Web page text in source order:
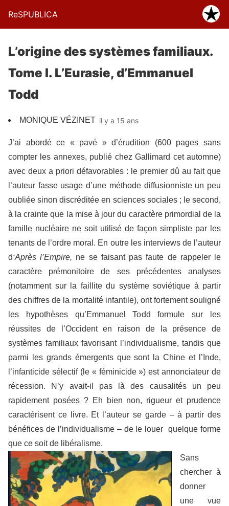
ReSPUBLICA
L’origine des systèmes familiaux.
Tome I. L’Eurasie, d’Emmanuel
Todd
MONIQUE VÉZINET il y a 15 ans
J’ai abordé ce « pavé » d’érudition (600 pages sans
compter les annexes, publié chez Gallimard cet automne)
avec deux a priori défavorables : le premier dû au fait que
l’auteur fasse usage d’une méthode diffusionniste un peu
oubliée sinon discréditée en sciences sociales ; le second,
à la crainte que la mise à jour du caractère primordial de la
famille nucléaire ne soit utilisé de façon simpliste par les
tenants de l’ordre moral. En outre les interviews de l’auteur
d‘Après l’Empire, ne se faisant pas faute de rappeler le
caractère prémonitoire de ses précédentes analyses
(notamment sur la faillite du système soviétique à partir
des chiffres de la mortalité infantile), ont fortement souligné
les hypothèses qu’Emmanuel Todd formule sur les
réussites de l’Occident en raison de la présence de
systèmes familiaux favorisant l’individualisme, tandis que
parmi les grands émergents que sont la Chine et l’Inde,
l’infanticide sélectif (le « féminicide ») est annonciateur de
récession. N’y avait-il pas là des causalités un peu
rapidement posées ? Eh bien non, rigueur et prudence
caractérisent ce livre. Et l’auteur se garde – à partir des
bénéfices de l’individualisme – de le louer quelque forme
que ce soit de libéralisme.
Sans
chercher à
donner
une vue